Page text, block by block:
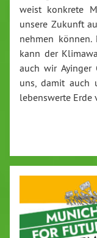
weist konkrete
unsere Zukunft
nehmen
kann der
auch wir
uns, damit auch
lebenswerte Erde